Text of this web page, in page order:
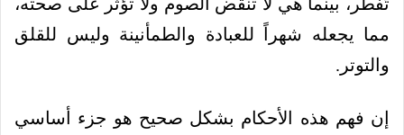
مما يجعله شهراً للعبادة والطمأنينة وليس للقلق
والتوتر.
إن فهم هذه الأحكام بشكل صحيح هو جزء أساسي